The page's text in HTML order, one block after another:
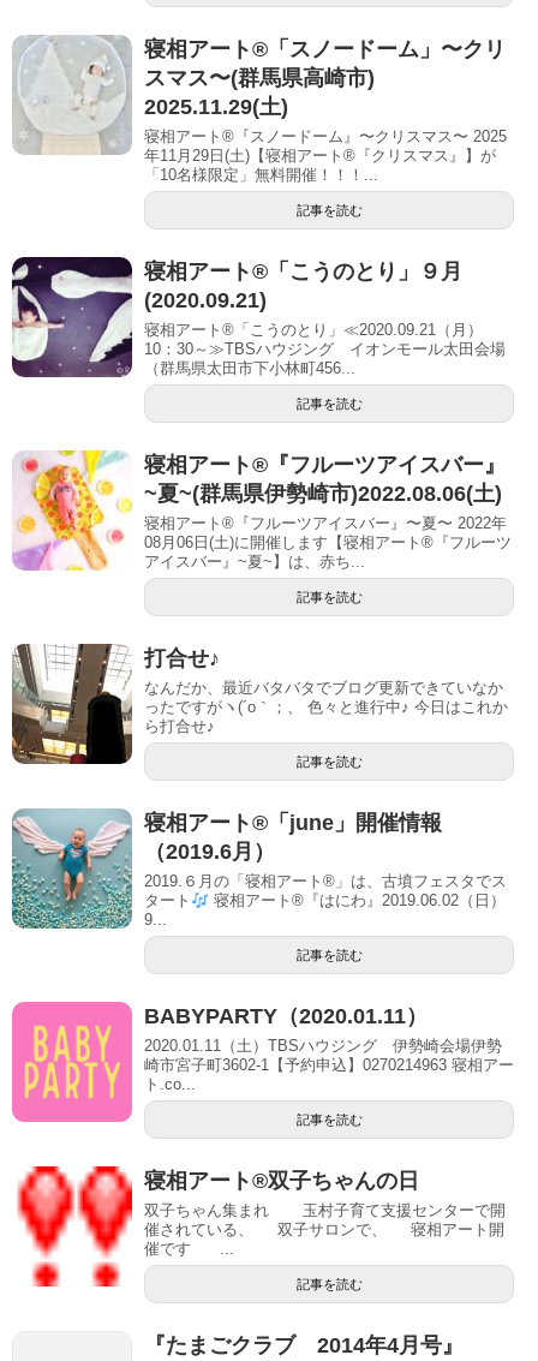
寝相アート®「スノードーム」〜クリ
スマス〜(群馬県高崎市)
2025.11.29(土)
寝相アート®『スノードーム』〜クリスマス〜 2025
年11月29日(土)【寝相アート®︎『クリスマス』】が
「10名様限定」無料開催！！！...
記事を読む
寝相アート®「こうのとり」９月
(2020.09.21)
寝相アート®「こうのとり」≪2020.09.21（月）
10：30～≫TBSハウジング イオンモール太田会場
（群馬県太田市下小林町456...
記事を読む
寝相アート®︎『フルーツアイスバー』
~夏~(群馬県伊勢崎市)2022.08.06(土)
寝相アート®『フルーツアイスバー』〜夏〜 2022年
08月06日(土)に開催します【寝相アート®︎『フルーツ
アイスバー』~夏~】は、赤ち...
記事を読む
打合せ♪
なんだか、最近バタバタでブログ更新できていなか
ったですがヽ(´o｀；、 色々と進行中♪ 今日はこれか
ら打合せ♪
記事を読む
寝相アート®「june」開催情報
（2019.6月）
2019.６月の「寝相アート®」は、古墳フェスタでス
タート
寝相アート®『はにわ』2019.06.02（日）
9...
記事を読む
BABYPARTY（2020.01.11）
2020.01.11（土）TBSハウジング 伊勢崎会場伊勢
崎市宮子町3602-1【予約申込】0270214963 寝相アー
ト.co...
記事を読む
寝相アート®双子ちゃんの日
双子ちゃん集まれ 玉村子育て支援センターで開
催されている、 双子サロンで、 寝相アート開
催です ...
記事を読む
『たまごクラブ 2014年4月号』